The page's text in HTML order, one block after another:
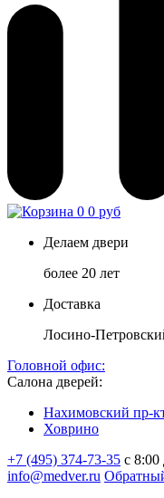
0 0 руб
Делаем двери
более 20 лет
Доставка
Лосино-
Головной офис:
Салона дверей:
Нахимовский пр-
Ховрино
+7 (495) 374-73-35 с 8:00
info@medver.ru